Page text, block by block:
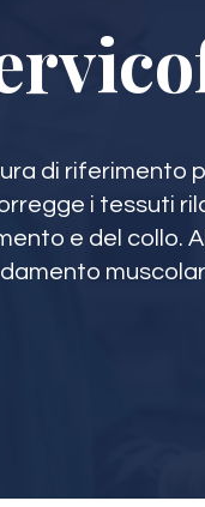
di
i tessuti
e del collo.